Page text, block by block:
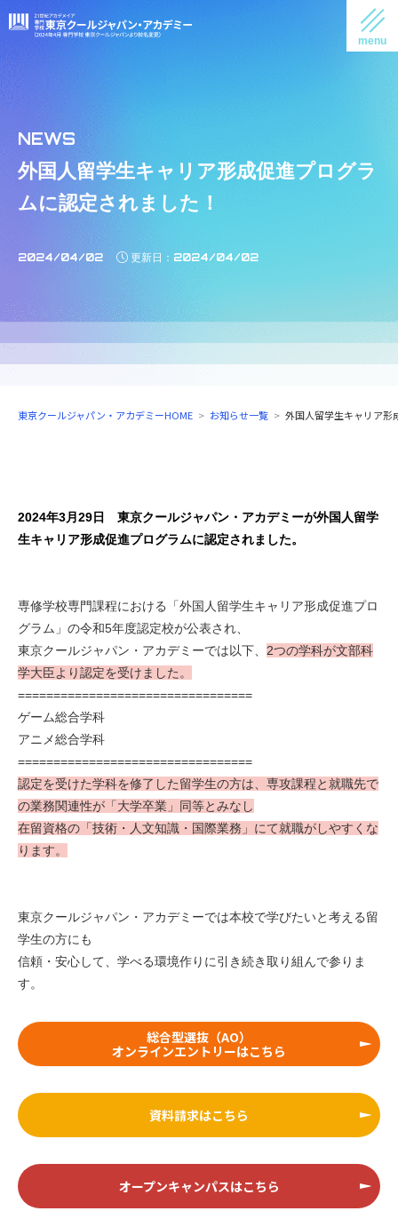
外国人留学生キャリア形成促進プログラ
ムに認定されました！
2024/04/02 更新日： 2024/04/02
東京クールジャパン・アカデミーHOME お知らせ一覧 外国人留学生キャリア形
2024年3月29日 東京クールジャパン・アカデミーが外国人留学
生キャリア形成促進プログラムに認定されました。
専修学校専門課程における「外国人留学生キャリア形成促進プロ
グラム」の令和5年度認定校が公表され、
東京クールジャパン・アカデミーでは以下、 2つの学科が文部科
学大臣より認定を受けました。
=================================
ゲーム総合学科
アニメ総合学科
=================================
認定を受けた学科を修了した留学生の方は、専攻課程と就職先で
の業務関連性が「大学卒業」同等とみなし
在留資格の「技術・人文知識・国際業務」にて就職がしやすくな
ります。
東京クールジャパン・アカデミーでは本校で学びたいと考える留
学生の方にも
信頼・安心して、学べる環境作りに引き続き取り組んで参りま
す。
総合型選抜（AO）
オンラインエントリーはこちら
資料請求はこちら
オープンキャンパスはこちら